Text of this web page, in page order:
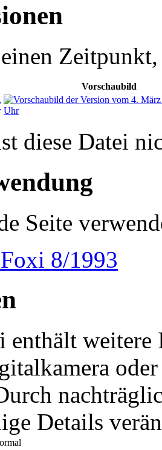
Zeitpunkt,
Vorschaubild
diese Datei
Seite
8/1993
enthält
Details